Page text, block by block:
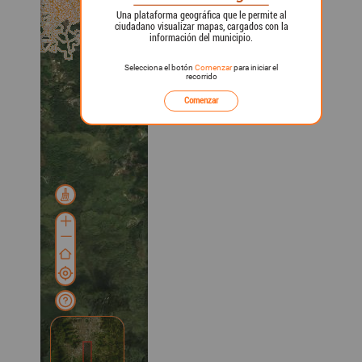
Una plataforma geográfica que le permite al
ciudadano visualizar mapas, cargados con la
información del municipio.
Selecciona el botón Comenzarpara iniciar el
recorrido
Comenzar